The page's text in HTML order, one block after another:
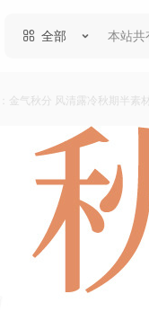
全部
金气秋分 风清露冷秋期半素材